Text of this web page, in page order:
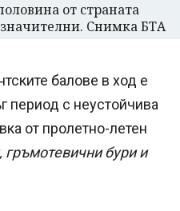
от страната
Снимка БТА
балове в ход е
период с неустойчива
от пролетно-летен
бури и